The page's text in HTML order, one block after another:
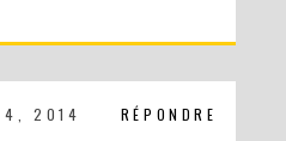
RÉPONDRE
4, 2014